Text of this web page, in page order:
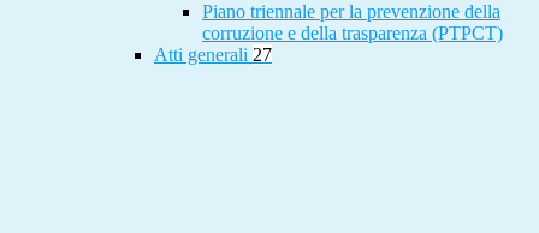
Piano triennale per la prevenzione della
corruzione e della trasparenza (PTPCT)
Atti generali 27